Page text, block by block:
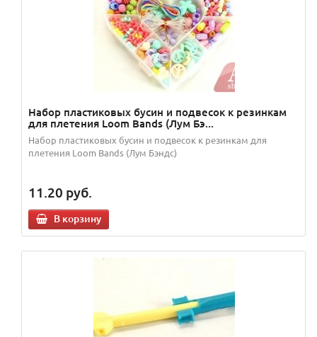
Набор пластиковых бусин и подвесок к резинкам
для плетения Loom Bands (Лум Бэ...
Набор пластиковых бусин и подвесок к резинкам для
плетения Loom Bands (Лум Бэндс)
11.20 руб.
В корзину